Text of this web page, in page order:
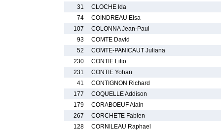
31
CLOCHE Ida
74
COINDREAU Elsa
107
COLONNA Jean-Paul
93
COMTE David
52
COMTE-PANICAUT Juliana
230
CONTIE Lilio
231
CONTIE Yohan
41
CONTIGNON Richard
177
COQUELLE Addison
179
CORABOEUF Alain
267
CORCHETE Fabien
128
CORNILEAU Raphael